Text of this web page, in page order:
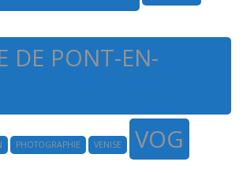
DE PONT-EN-
PHOTOGRAPHIE VENISE VOG